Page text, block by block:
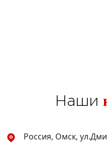
Наши
Россия, Омск,